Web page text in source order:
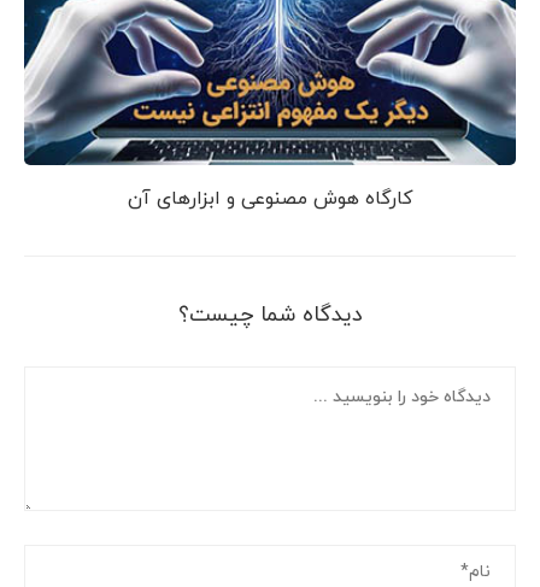
کارگاه هوش مصنوعی و ابزارهای آن
دیدگاه شما چیست؟